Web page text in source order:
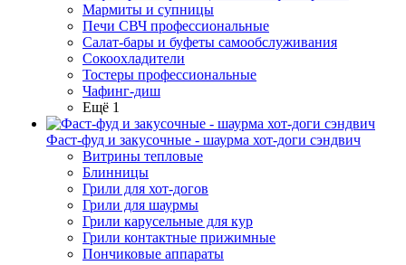
Мармиты и супницы
Печи СВЧ профессиональные
Салат-бары и буфеты самообслуживания
Сокоохладители
Тостеры профессиональные
Чафинг-диш
Ещё 1
Фаст-фуд и закусочные - шаурма хот-доги сэндвич
Витрины тепловые
Блинницы
Грили для хот-догов
Грили для шаурмы
Грили карусельные для кур
Грили контактные прижимные
Пончиковые аппараты